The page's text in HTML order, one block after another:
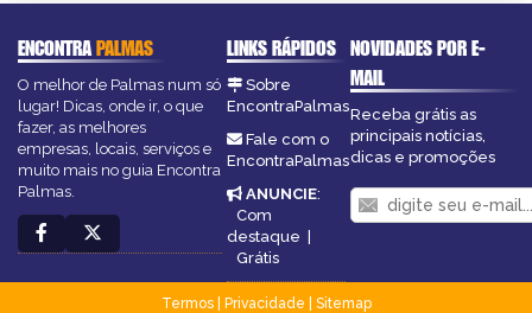
ENCONTRAPALMAS
O melhor de Palmas num só
lugar! Dicas, onde ir, o que
fazer, as melhores
empresas, locais, serviços e
muito mais no guia Encontra
Palmas.
LINKS RÁPIDOS
Sobre
EncontraPalmas
Fale com o
EncontraPalmas
ANUNCIE:
Com
destaque |
Grátis
NOVIDADES POR E-
MAIL
Receba grátis as
principais notícias,
dicas e promoções
Termos| Privacidade
Sitemap